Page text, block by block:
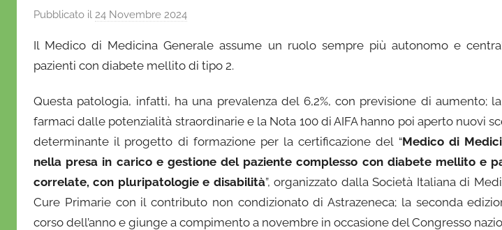
Pubblicato il 24 Novembre 2024
D
a
i
e
l
a
D
Il Medico di Medicina Generale assume un ruolo sempre più autonomo e
pazienti con diabete mellito di tipo 2.
Questa patologia, infatti, ha una prevalenza del 6,2%, con previsione di aumento;
farmaci dalle potenzialità straordinarie e la Nota 100 di AIFA hanno poi aperto nuovi
determinante il progetto di formazione per la certificazione del “Medico di
nella presa in carico e gestione del paziente complesso con diabete mellito e
correlate, con pluripatologie e disabilità”, organizzato dalla Società Italiana di
Cure Primarie con il contributo non condizionato di Astrazeneca; la seconda
corso dell’anno e giunge a compimento a novembre in occasione del Congresso